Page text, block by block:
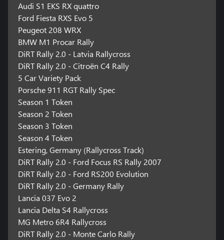
Audi S1 EKS RX quattro
Ford Fiesta RXS Evo 5
Peugeot 208 WRX
BMW M1 Procar Rally
DiRT Rally 2.0 - Latvia Rallycross
DiRT Rally 2.0 - Citroën C4 Rally
5 Car Variety Pack
Porsche 911 RGT Rally Spec
Season 1 Token
Season 2 Token
Season 3 Token
Season 4 Token
Estering, Germany (Rallycross Track)
DiRT Rally 2.0 - Ford Focus RS Rally 2007
DiRT Rally 2.0 - Ford RS200 Evolution
DiRT Rally 2.0 - Germany Rally
Lancia 037 Evo 2
Lancia Delta S4 Rallycross
MG Metro 6R4 Rallycross
DiRT Rally 2.0 - Monte Carlo Rally